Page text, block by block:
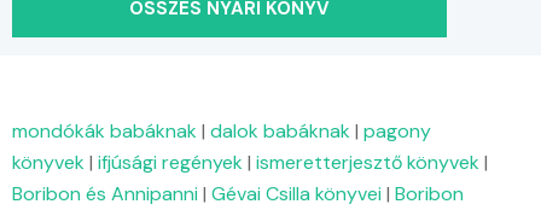
ÖSSZES NYÁRI KÖNYV
mondókák babáknak | dalok babáknak | pagony
könyvek | ifjúsági regények | ismeretterjesztő könyvek |
Boribon és Annipanni | Gévai Csilla könyvei | Boribon